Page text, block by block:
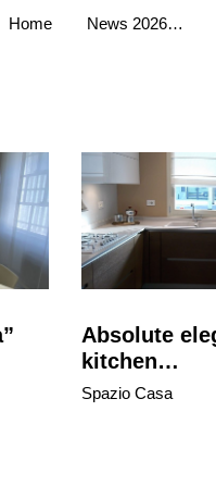
Home News 2026…
Absolute
kitchen…
Spazio Casa